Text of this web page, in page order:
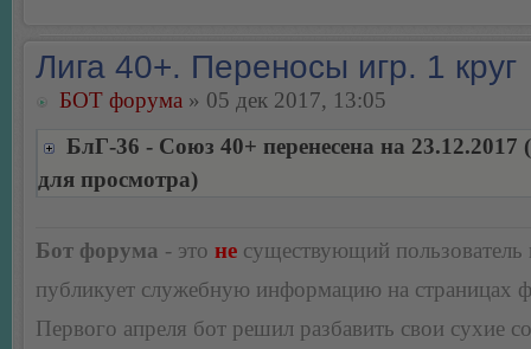
Лига 40+. Переносы игр. 1 круг
БОТ форума » 05 дек 2017, 13:05
БлГ-36 - Союз 40+ перенесена на 23.12.2017
для просмотра)
Бот форума - это не существующий пользователь
публикует служебную информацию на страницах
Первого апреля бот решил разбавить свои сухие